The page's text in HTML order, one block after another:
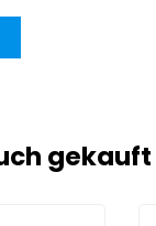
gekauft